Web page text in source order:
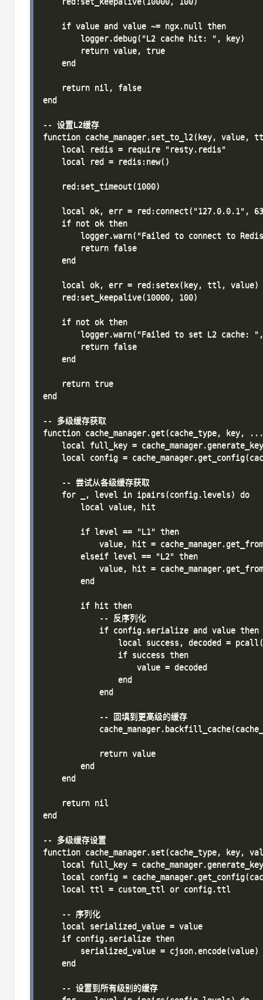
    if value and value ~= ngx.null then
        logger.debug("L2 cache hit: ", key)
        return value, true
    end
    return nil, false
end
-- 设置L2缓存
function cache_manager.set_to_l2(key, value,
    local redis = require "resty.redis"
    local red = redis:new()
    red:set_timeout(1000)
local ok, err = red:connect("127.0.0.1",
    if not ok then
logger.warn("Failed to connect to
        return false
    end
    local ok, err = red:setex(key, ttl, value)
    red:set_keepalive(10000, 100)
    if not ok then
logger.warn("Failed to set L2 cache:
        return false
    end
    return true
end
-- 多级缓存获取
function cache_manager.get(cache_type, key,
local full_key =
local config =
    -- 尝试从各级缓存获取
    for _, level in ipairs(config.levels) do
        local value, hit
        if level == "L1" then
value, hit =
        elseif level == "L2" then
value, hit =
        end
        if hit then
            -- 反序列化
            if config.serialize and value then
local success, decoded =
                if success then
                    value = decoded
                end
            end
            -- 回填到更高级的缓存
            return value
        end
    end
    return nil
end
-- 多级缓存设置
function cache_manager.set(cache_type, key,
local full_key =
local config =
    local ttl = custom_ttl or config.ttl
    -- 序列化
    local serialized_value = value
    if config.serialize then
        serialized_value = cjson.encode(value)
    end
    -- 设置到所有级别的缓存